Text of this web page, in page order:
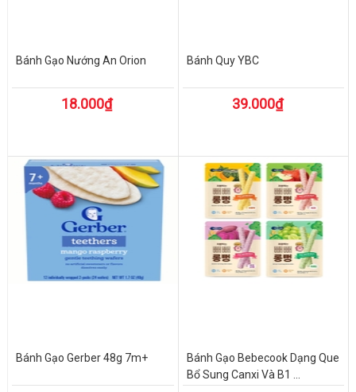
Bánh Gạo Nướng An Orion
18.000₫
Bánh Quy YBC
39.000₫
Bánh Gạo Gerber 48g 7m+
Bánh Gạo Bebecook Dạng Que
Bổ Sung Canxi Và B1 ...